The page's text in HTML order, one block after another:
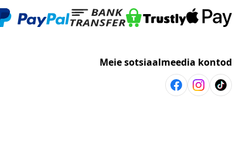
Meie sotsiaalmeedia kontod